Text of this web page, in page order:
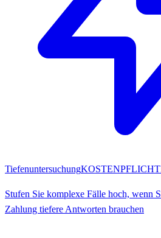
Tiefenuntersuchung
Stufen Sie komplexe Fälle hoch, wenn
Zahlung tiefere Antworten brauchen